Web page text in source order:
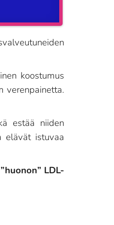
koostumus
verenpainetta.
estää niiden
elävät istuvaa
LDL-